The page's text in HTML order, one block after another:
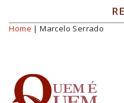
Você está aqui
Home | Marcelo Serrado